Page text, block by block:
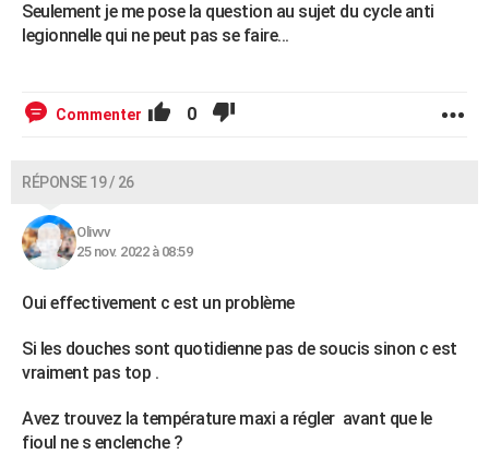
Seulement je me pose la question au sujet du cycle anti
legionnelle qui ne peut pas se faire...
Commenter 0
RÉPONSE 19 / 26
Olivvv
25 nov. 2022 à 08:59
Oui effectivement c est un problème
Si les douches sont quotidienne pas de soucis sinon c est
vraiment pas top .
Avez trouvez la température maxi a régler avant que le
fioul ne s enclenche ?